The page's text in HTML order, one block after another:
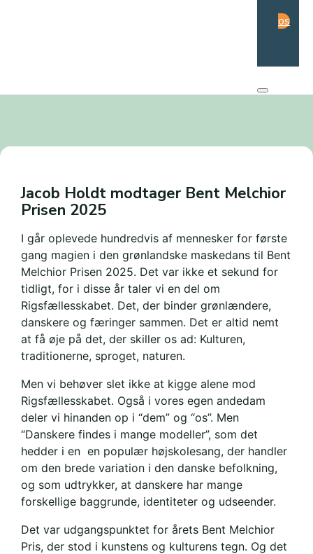
os
Jacob Holdt modtager Bent Melchior
Prisen 2025
I går oplevede hundredvis af mennesker for første
gang magien i den grønlandske maskedans til Bent
Melchior Prisen 2025. Det var ikke et sekund for
tidligt, for i disse år taler vi en del om
Rigsfællesskabet. Det, der binder grønlændere,
danskere og færinger sammen. Det er altid nemt
at få øje på det, der skiller os ad: Kulturen,
traditionerne, sproget, naturen.
Men vi behøver slet ikke at kigge alene mod
Rigsfællesskabet. Også i vores egen andedam
deler vi hinanden op i “dem” og “os”. Men
“Danskere findes i mange modeller”, som det
hedder i en en populær højskolesang, der handler
om den brede variation i den danske befolkning,
og som udtrykker, at danskere har mange
forskellige baggrunde, identiteter og udseender.
Det var udgangspunktet for årets Bent Melchior
Pris, der stod i kunstens og kulturens tegn. Og det